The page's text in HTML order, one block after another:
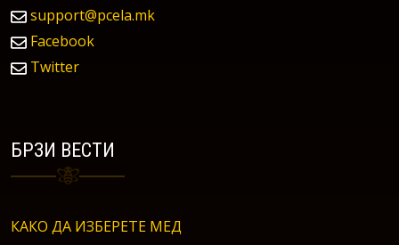
support@pcela.mk
Facebook
Twitter
БРЗИ ВЕСТИ
КАКО ДА ИЗБЕРЕТЕ МЕД